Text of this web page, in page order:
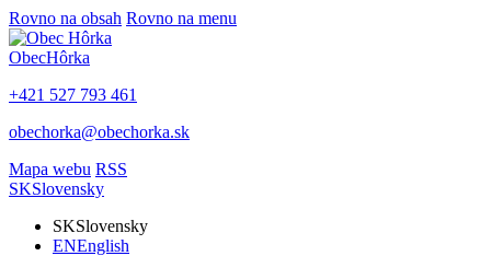
Rovno na obsah Rovno na menu
ObecHôrka
+421 527 793 461
obechorka@obechorka.sk
Mapa webu RSS
SKSlovensky
SKSlovensky
ENEnglish